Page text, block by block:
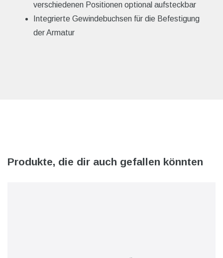
verschiedenen Positionen optional aufsteckbar
Integrierte Gewindebuchsen für die Befestigung
der Armatur
Produkte, die dir auch gefallen könnten